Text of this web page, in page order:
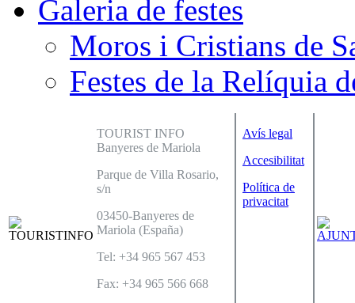
Galeria de festes
Moros i Cristians de
Festes de la Relíquia
TOURIST INFO
Banyeres de Mariola
Parque de Villa Rosario,
s/n
03450-Banyeres de
Mariola (España)
Tel: +34 965 567 453
Fax: +34 965 566 668
Avís legal
Accesibilitat
Política de
privacitat